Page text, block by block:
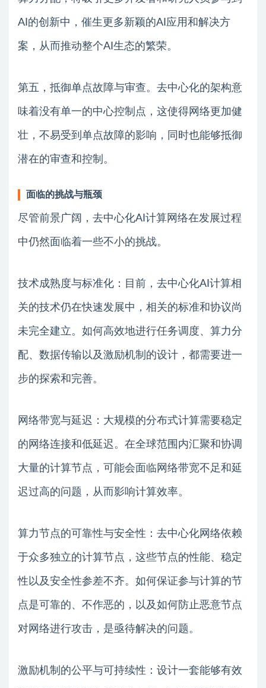
AI的创新中，催生更多新颖的AI应用和解决方
案，从而推动整个AI生态的繁荣。
第五，抵御单点故障与审查。去中心化的架构意
味着没有单一的中心控制点，这使得网络更加健
壮，不易受到单点故障的影响，同时也能够抵御
潜在的审查和控制。
面临的挑战与瓶颈
尽管前景广阔，去中心化AI计算网络在发展过程
中仍然面临着一些不小的挑战。
技术成熟度与标准化：目前，去中心化AI计算相
关的技术仍在快速发展中，相关的标准和协议尚
未完全建立。如何高效地进行任务调度、算力分
配、数据传输以及激励机制的设计，都需要进一
步的探索和完善。
网络带宽与延迟：大规模的分布式计算需要稳定
的网络连接和低延迟。在全球范围内汇聚和协调
大量的计算节点，可能会面临网络带宽不足和延
迟过高的问题，从而影响计算效率。
算力节点的可靠性与安全性：去中心化网络依赖
于众多独立的计算节点，这些节点的性能、稳定
性以及安全性参差不齐。如何保证参与计算的节
点是可靠的、不作恶的，以及如何防止恶意节点
对网络进行攻击，是亟待解决的问题。
激励机制的公平与可持续性：设计一套能够有效